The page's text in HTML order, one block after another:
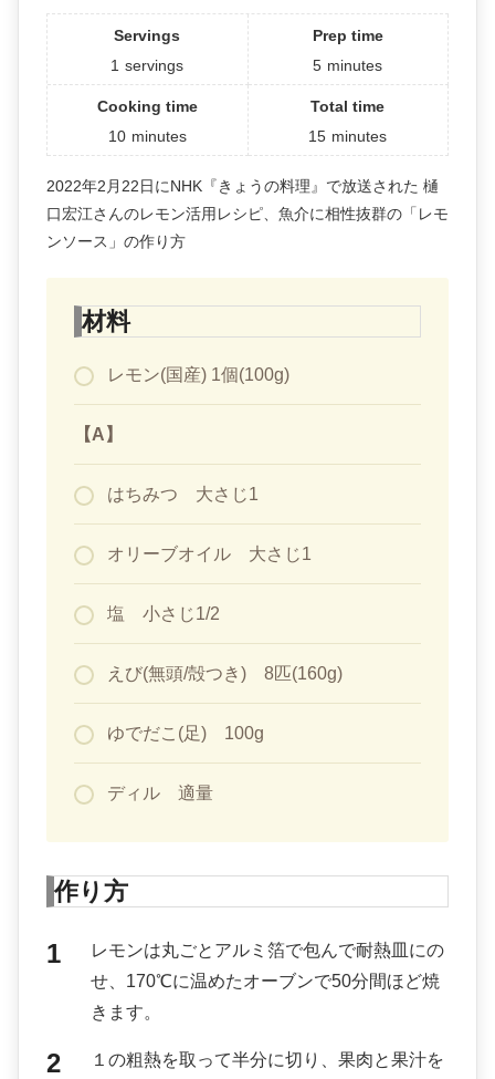
Servings
1 servings
Prep time
5 minutes
Cooking time
10 minutes
Total time
15 minutes
2022年2月22日にNHK『きょうの料理』で放送された 樋
口宏江さんのレモン活用レシピ、魚介に相性抜群の「レモ
ンソース」の作り方
材料
レモン(国産) 1個(100g)
【A】
はちみつ 大さじ1
オリーブオイル 大さじ1
塩 小さじ1/2
えび(無頭/殻つき) 8匹(160g)
ゆでだこ(足) 100g
ディル 適量
作り方
レモンは丸ごとアルミ箔で包んで耐熱皿にの
せ、170℃に温めたオーブンで50分間ほど焼
きます。
１の粗熱を取って半分に切り、果肉と果汁を